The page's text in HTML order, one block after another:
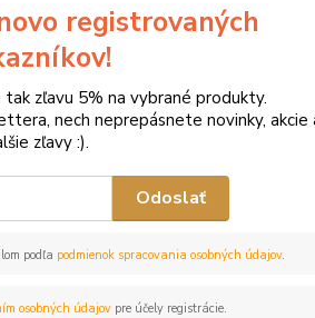
Equigard
kopyta,
ešte
energie.
registrovaných
zľavu 5% na vybrané produkty.
nech neprepásnete novinky, akcie
zľavy :).
Odoslať
podľa podmienok spracovania osobných údajov.
osobných údajov pre účely registrácie.